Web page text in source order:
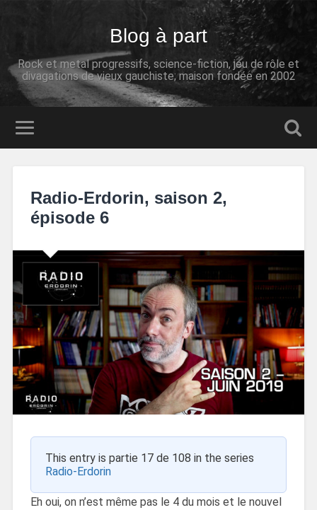
Blog à part
Rock et metal progressifs, science-fiction, jeu de rôle et
divagations de vieux gauchiste; maison fondée en 2002
Radio-Erdorin, saison 2,
épisode 6
This entry is partie 17 de 108 in the series
Radio-Erdorin
Eh oui, on n’est même pas le 4 du mois et le nouvel